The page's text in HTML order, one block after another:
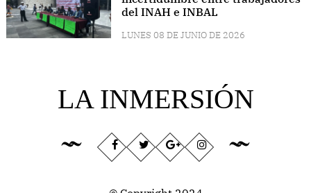
del INAH e INBAL
LUNES 08 DE JUNIO DE 2026
LA INMERSIÓN